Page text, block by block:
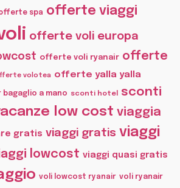
spa offerte viaggi
offerte voli europa
offerte voli ryanair offerte
volotea offerte yalla yalla
bagaglio a mano sconti hotel
sconti
low cost viaggia
gratis viaggi gratis viaggi
lowcost viaggi quasi gratis
voli lowcost ryanair voli ryanair